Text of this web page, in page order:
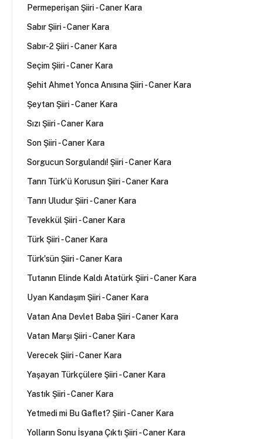
Permeperişan Şiiri - Caner Kara
Sabır Şiiri - Caner Kara
Sabır-2 Şiiri - Caner Kara
Seçim Şiiri - Caner Kara
Şehit Ahmet Yonca Anısına Şiiri - Caner Kara
Şeytan Şiiri - Caner Kara
Sızı Şiiri - Caner Kara
Son Şiiri - Caner Kara
Sorgucun Sorgulandı! Şiiri - Caner Kara
Tanrı Türk'ü Korusun Şiiri - Caner Kara
Tanrı Uludur Şiiri - Caner Kara
Tevekkül Şiiri - Caner Kara
Türk Şiiri - Caner Kara
Türk'sün Şiiri - Caner Kara
Tutanın Elinde Kaldı Atatürk Şiiri - Caner Kara
Uyan Kandaşım Şiiri - Caner Kara
Vatan Ana Devlet Baba Şiiri - Caner Kara
Vatan Marşı Şiiri - Caner Kara
Verecek Şiiri - Caner Kara
Yaşayan Türkçülere Şiiri - Caner Kara
Yastık Şiiri - Caner Kara
Yetmedi mi Bu Gaflet? Şiiri - Caner Kara
Yolların Sonu İsyana Çıktı Şiiri - Caner Kara